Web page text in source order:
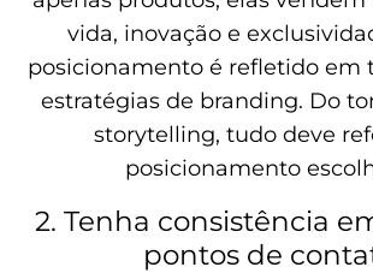
vida, inovação e
posicionamento é refletido em
estratégias de branding. Do
storytelling, tudo deve
posicionamento
2. Tenha consistência
pontos de